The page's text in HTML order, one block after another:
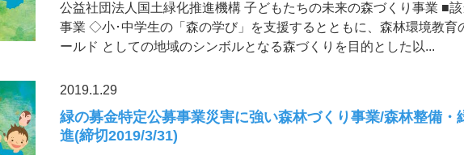
公益社団法人国土緑化推進機構 子どもたちの未来の森づくり事業 ■該
事業 ◇小･中学生の「森の学び」を支援するとともに、森林環境教育
ールド としての地域のシンボルとなる森づくりを目的とした以...
2019.1.29
緑の募金特定公募事業災害に強い森林づくり事業/森林整備・
進(締切2019/3/31)